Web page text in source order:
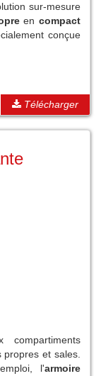
sur-mesure
encompact
conçue
Télécharger
et sales.
l'armoire